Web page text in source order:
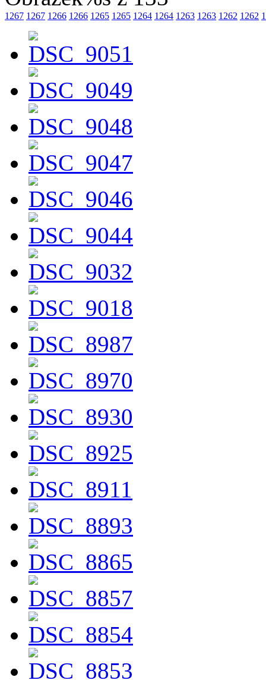
1267 1267 1266 1266 1265 1265 1264 1264 1263 1263 1262 1262